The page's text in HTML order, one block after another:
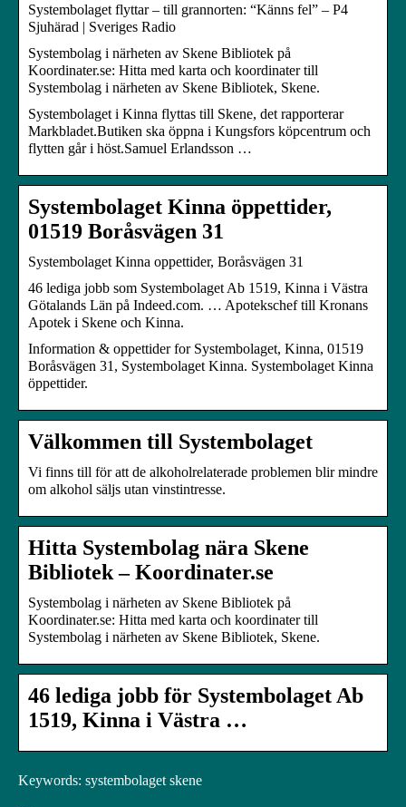
Systembolaget flyttar – till grannorten: “Känns fel” – P4
Sjuhärad | Sveriges Radio
Systembolag i närheten av Skene Bibliotek på
Koordinater.se: Hitta med karta och koordinater till
Systembolag i närheten av Skene Bibliotek, Skene.
Systembolaget i Kinna flyttas till Skene, det rapporterar
Markbladet.Butiken ska öppna i Kungsfors köpcentrum och
flytten går i höst.Samuel Erlandsson …
Systembolaget Kinna öppettider,
01519 Boråsvägen 31
Systembolaget Kinna oppettider, Boråsvägen 31
46 lediga jobb som Systembolaget Ab 1519, Kinna i Västra
Götalands Län på Indeed.com. … Apotekschef till Kronans
Apotek i Skene och Kinna.
Information & oppettider for Systembolaget, Kinna, 01519
Boråsvägen 31, Systembolaget Kinna. Systembolaget Kinna
öppettider.
Välkommen till Systembolaget
Vi finns till för att de alkoholrelaterade problemen blir mindre
om alkohol säljs utan vinstintresse.
Hitta Systembolag nära Skene
Bibliotek – Koordinater.se
Systembolag i närheten av Skene Bibliotek på
Koordinater.se: Hitta med karta och koordinater till
Systembolag i närheten av Skene Bibliotek, Skene.
46 lediga jobb för Systembolaget Ab
1519, Kinna i Västra …
Keywords: systembolaget skene